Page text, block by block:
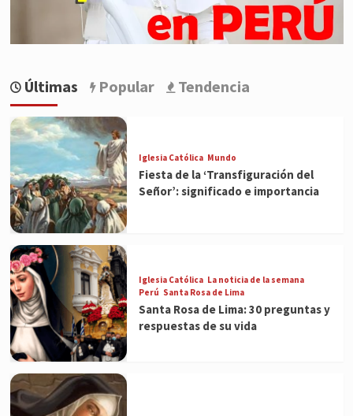
Últimas Popular Tendencia
Iglesia Católica Mundo
Fiesta de la ‘Transfiguración del
Señor’: significado e importancia
Iglesia Católica La noticia de la semana
Perú Santa Rosa de Lima
Santa Rosa de Lima: 30 preguntas y
respuestas de su vida